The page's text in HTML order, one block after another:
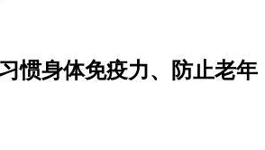
惯身体免疫力、防止老年